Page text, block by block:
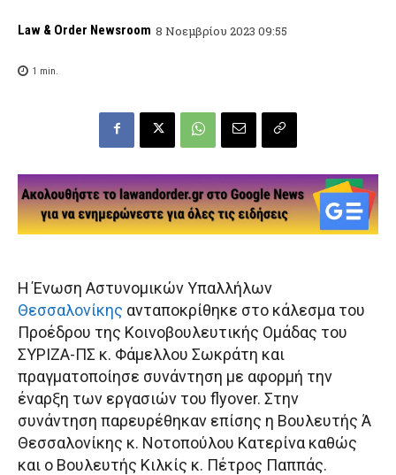
Law & Order Newsroom 8 Νοεμβρίου 2023 09:55
1 min.
Η Ένωση Αστυνομικών Υπαλλήλων
Θεσσαλονίκης ανταποκρίθηκε στο κάλεσμα του
Προέδρου της Κοινοβουλευτικής Ομάδας του
ΣΥΡΙΖΑ-ΠΣ κ. Φάμελλου Σωκράτη και
πραγματοποίησε συνάντηση με αφορμή την
έναρξη των εργασιών του flyover. Στην
συνάντηση παρευρέθηκαν επίσης η Βουλευτής Ά
Θεσσαλονίκης κ. Νοτοπούλου Κατερίνα καθώς
και ο Βουλευτής Κιλκίς κ. Πέτρος Παππάς.